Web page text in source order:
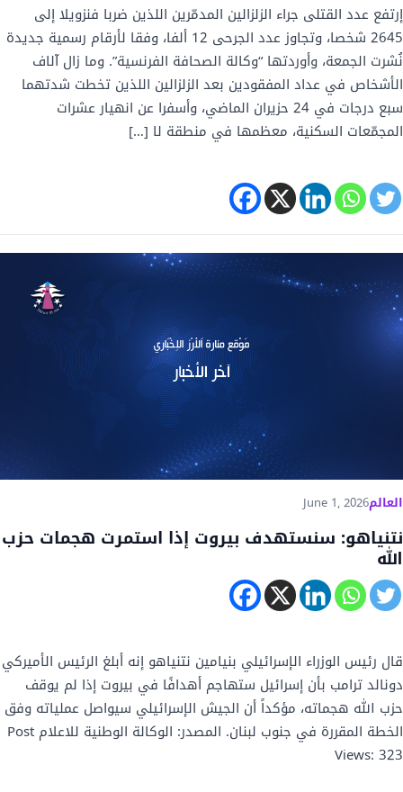
إرتفع عدد القتلى جراء الزلزالين المدمّرين اللذين ضربا فنزويلا إلى
2645 شخصا، وتجاوز عدد الجرحى 12 ألفا، وفقا لأرقام رسمية جديدة
نُشرت الجمعة، وأوردتها “وكالة الصحافة الفرنسية”. وما زال آلاف
الأشخاص في عداد المفقودين بعد الزلزالين اللذين تخطت شدتهما
سبع درجات في 24 حزيران الماضي، وأسفرا عن انهيار عشرات
المجمّعات السكنية، معظمها في منطقة لا […]
العالمJune 1, 2026
نتنياهو: سنستهدف بيروت إذا استمرت هجمات حزب
الله
قال رئيس الوزراء الإسرائيلي بنيامين نتنياهو إنه أبلغ الرئيس الأميركي
دونالد ترامب بأن إسرائيل ستهاجم أهدافًا في بيروت إذا لم يوقف
حزب الله هجماته، مؤكداً أن الجيش الإسرائيلي سيواصل عملياته وفق
الخطة المقررة في جنوب لبنان. المصدر: الوكالة الوطنية للاعلام Post
Views: 323